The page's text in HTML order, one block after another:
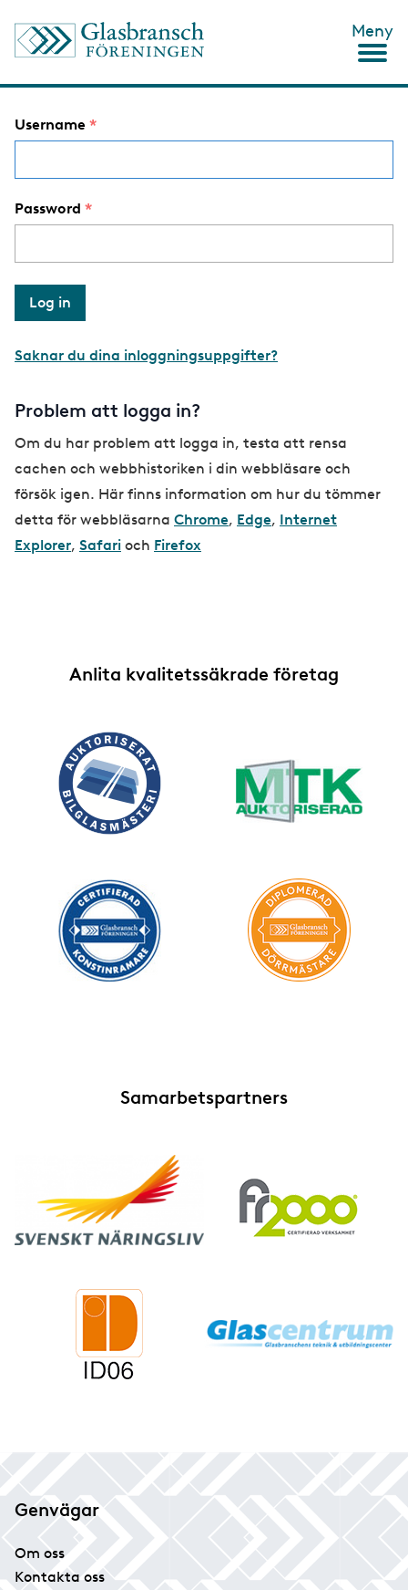
Meny
Username
Password
Saknar du dina inloggningsuppgifter?
Problem att logga in?
Om du har problem att logga in, testa att rensa
cachen och webbhistoriken i din webbläsare och
försök igen. Här finns information om hur du tömmer
detta för webbläsarna Chrome, Edge, Internet
Explorer, Safari och Firefox
Anlita kvalitetssäkrade företag
Samarbetspartners
Genvägar
Om oss
Kontakta oss